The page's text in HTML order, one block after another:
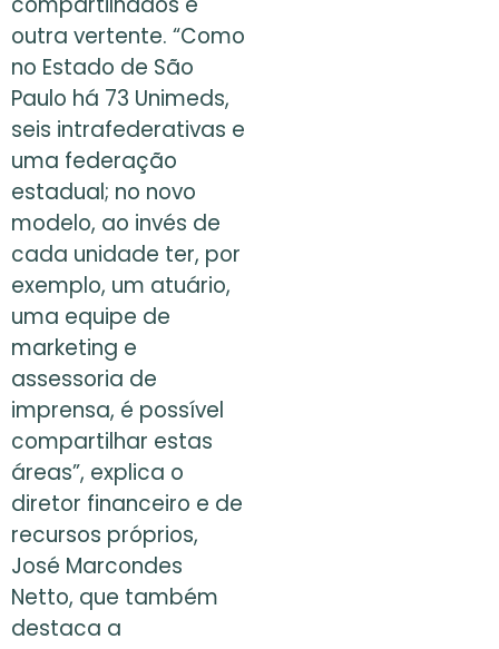
outra vertente. “Como
no Estado de São
Paulo há 73 Unimeds,
seis intrafederativas e
uma federação
estadual; no novo
modelo, ao invés de
cada unidade ter, por
exemplo, um atuário,
uma equipe de
marketing e
assessoria de
imprensa, é possível
compartilhar estas
áreas”, explica o
diretor financeiro e de
recursos próprios,
José Marcondes
Netto, que também
destaca a